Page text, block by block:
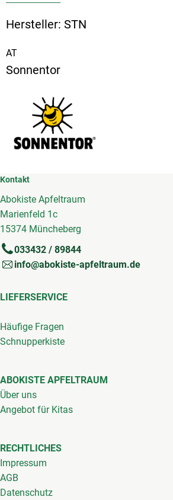
Hersteller: STN
AT
Sonnentor
Kontakt
Abokiste Apfeltraum
Marienfeld 1c
15374 Müncheberg
033432 / 89844
info@abokiste-apfeltraum.de
LIEFERSERVICE
Häufige Fragen
Schnupperkiste
ABOKISTE APFELTRAUM
Über uns
Angebot für Kitas
RECHTLICHES
Impressum
AGB
Datenschutz